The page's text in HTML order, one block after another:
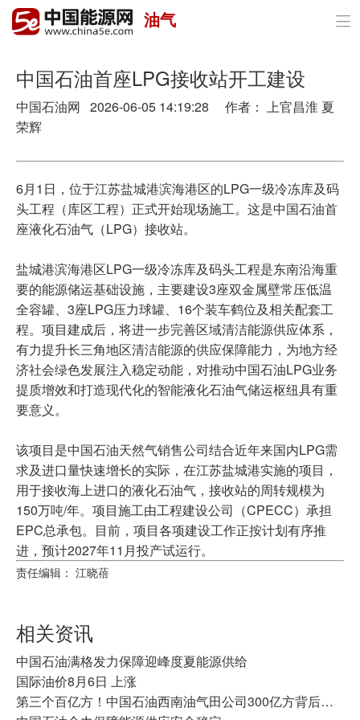
首页
政策与经济
油气
电力
新能源
分布式能源
油气 
中国石油首座LPG接收站开工建设
中国石油网 2026-06-05 14:19:28 作者： 上官昌淮 夏
荣辉
6月1日，位于江苏盐城港滨海港区的LPG一级冷冻库及码
头工程（库区工程）正式开始现场施工。这是中国石油首
座液化石油气（LPG）接收站。
盐城港滨海港区LPG一级冷冻库及码头工程是东南沿海重
要的能源储运基础设施，主要建设3座双金属壁常压低温
全容罐、3座LPG压力球罐、16个装车鹤位及相关配套工
程。项目建成后，将进一步完善区域清洁能源供应体系，
有力提升长三角地区清洁能源的供应保障能力，为地方经
济社会绿色发展注入稳定动能，对推动中国石油LPG业务
提质增效和打造现代化的智能液化石油气储运枢纽具有重
要意义。
该项目是中国石油天然气销售公司结合近年来国内LPG需
求及进口量快速增长的实际，在江苏盐城港实施的项目，
用于接收海上进口的液化石油气，接收站的周转规模为
150万吨/年。项目施工由工程建设公司（CPECC）承担
EPC总承包。目前，项目各项建设工作正按计划有序推
进，预计2027年11月投产试运行。
责任编辑： 江晓蓓
相关资讯
中国石油满格发力保障迎峰度夏能源供给
国际油价8月6日 上涨
第三个百亿方！中国石油西南油气田公司300亿方背后的“攻守道”